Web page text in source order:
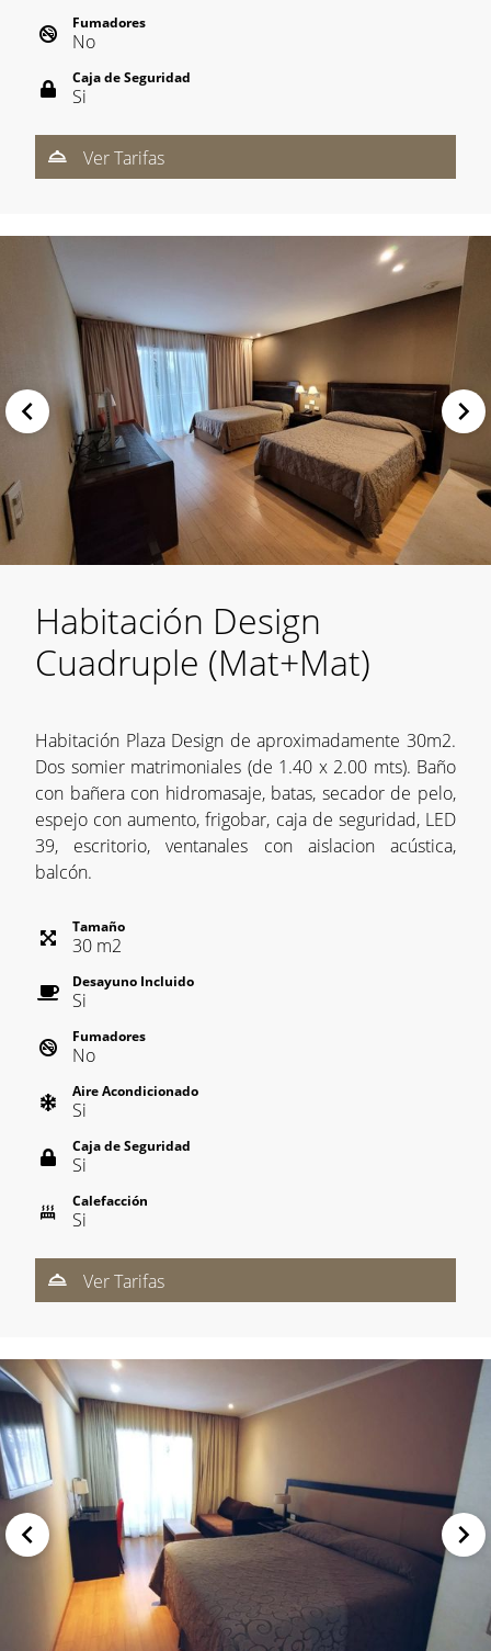
Fumadores
No
Caja de Seguridad
Si
Ver Tarifas
Habitación Design
Cuadruple (Mat+Mat)
Habitación Plaza Design de aproximadamente 30m2.
Dos somier matrimoniales (de 1.40 x 2.00 mts). Baño
con bañera con hidromasaje, batas, secador de pelo,
espejo con aumento, frigobar, caja de seguridad, LED
39, escritorio, ventanales con aislacion acústica,
balcón.
Tamaño
30 m2
Desayuno Incluido
Si
Fumadores
No
Aire Acondicionado
Si
Caja de Seguridad
Si
Calefacción
Si
Ver Tarifas